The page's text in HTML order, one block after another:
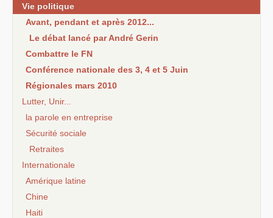
Vie politique
Avant, pendant et après 2012...
Le débat lancé par André Gerin
Combattre le FN
Conférence nationale des 3, 4 et 5 Juin
Régionales mars 2010
Lutter, Unir...
la parole en entreprise
Sécurité sociale
Retraites
Internationale
Amérique latine
Chine
Haiti